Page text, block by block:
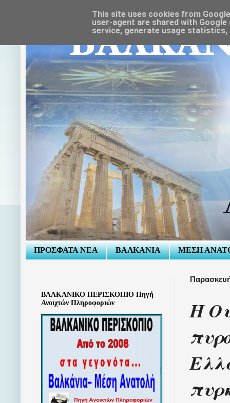
ΠΡΟΣΦΑΤΑ ΝΕΑ ΒΑΛΚΑΝΙΑ ΜΕΣΗ
Η
ΒΑΛΚΑΝΙΚΟ ΠΕΡΙΣΚΟΠΙΟ Πηγή
Ανοιχτών Πληροφοριών
This site uses cookies from
user-agent are shared with
service, generate usage statistics,